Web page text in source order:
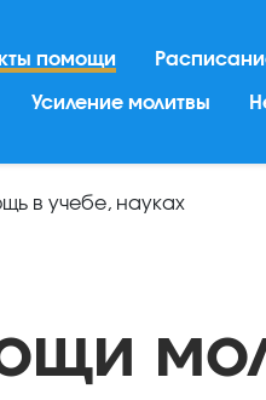
помощи
Усиление молитвы
в учебе, науках